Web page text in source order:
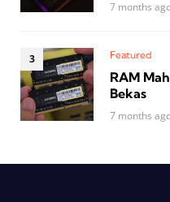
7 months
Featured
RAM
Bekas
7 months